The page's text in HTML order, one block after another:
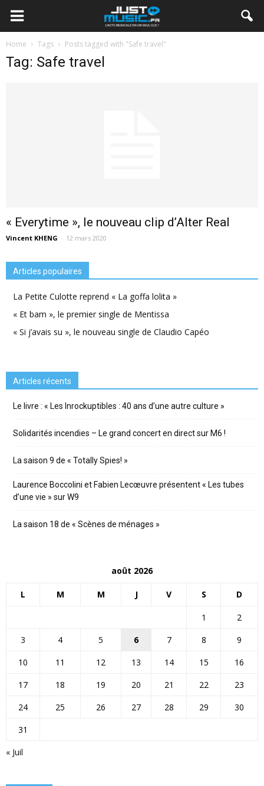
Home Tags Posts tagged with "Safe travel"
Tag: Safe travel
« Everytime », le nouveau clip d’Alter Real
Vincent KHENG - 12 mars 2020
Articles populaires
La Petite Culotte reprend « La goffa lolita »
« Et bam », le premier single de Mentissa
« Si j’avais su », le nouveau single de Claudio Capéo
Articles récents
Le livre : « Les Inrockuptibles : 40 ans d’une autre culture »
Solidarités incendies – Le grand concert en direct sur M6 !
La saison 9 de « Totally Spies! »
Laurence Boccolini et Fabien Lecœuvre présentent « Les tubes
d’une vie » sur W9
La saison 18 de « Scènes de ménages »
août 2026
L M M J V S D
« Juil
1
2
3
4 5 6 7 8
9
10
11 12 13 14 15
16
17
18 19 20 21 22
23
24
25 26 27 28 29
30
31